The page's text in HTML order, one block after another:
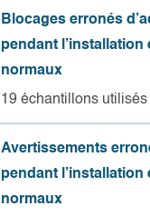
Blocages erronés
pendant l’installation
normaux
19 échantillons utilisés
Avertissements
pendant l’installation
normaux